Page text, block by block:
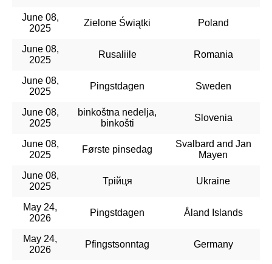
June 08,
2025
Zielone Świątki Poland
June 08,
2025
Rusaliile Romania
June 08,
2025
Pingstdagen Sweden
June 08,
2025
binkoštna nedelja,
binkošti
Slovenia
June 08,
2025
Første pinsedag
Svalbard and Jan
Mayen
June 08,
2025
Трійця Ukraine
May 24,
2026
Pingstdagen Åland Islands
May 24,
2026
Pfingstsonntag Germany